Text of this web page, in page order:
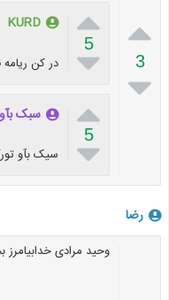

3


5

KURD
در کن

5

سبک
سیک بآو
رضا
وحید مرادی خدابیامرز بچه